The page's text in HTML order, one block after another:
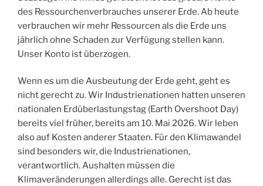
des Ressourchenverbrauches unserer Erde. Ab heute
verbrauchen wir mehr Ressourcen als die Erde uns
jährlich ohne Schaden zur Verfügung stellen kann.
Unser Konto ist überzogen.
Wenn es um die Ausbeutung der Erde geht, geht es
nicht gerecht zu. Wir Industrienationen hatten unseren
nationalen Erdüberlastungstag (Earth Overshoot Day)
bereits viel früher, bereits am 10. Mai 2026. Wir leben
also auf Kosten anderer Staaten. Für den Klimawandel
sind besonders wir, die Industrienationen,
verantwortlich. Aushalten müssen die
Klimaveränderungen allerdings alle. Gerecht ist das